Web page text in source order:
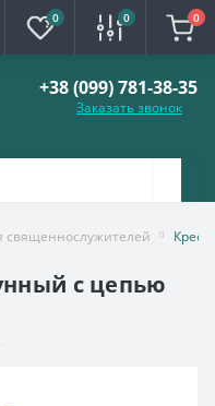
0 0 0
+38 (099) 781-38-35
Заказать звонок
священнослужителей
с цепью